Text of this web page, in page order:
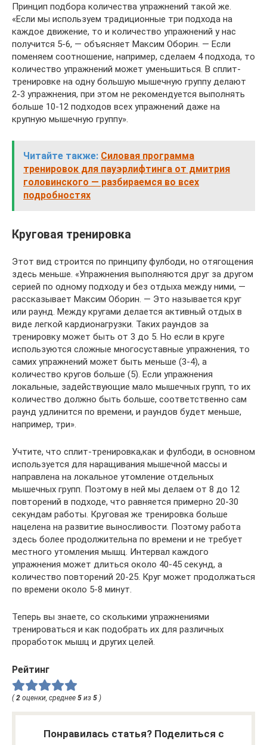
Принцип подбора количества упражнений такой же.
«Если мы используем традиционные три подхода на
каждое движение, то и количество упражнений у нас
получится 5-6, — объясняет Максим Оборин. — Если
поменяем соотношение, например, сделаем 4 подхода, то
количество упражнений может уменьшиться. В сплит-
тренировке на одну большую мышечную группу делают
2-3 упражнения, при этом не рекомендуется выполнять
больше 10-12 подходов всех упражнений даже на
крупную мышечную группу».
Читайте также: Силовая программа
тренировок для пауэрлифтинга от дмитрия
головинского — разбираемся во всех
подробностях
Круговая тренировка
Этот вид строится по принципу фулбоди, но отягощения
здесь меньше. «Упражнения выполняются друг за другом
серией по одному подходу и без отдыха между ними, —
рассказывает Максим Оборин. — Это называется круг
или раунд. Между кругами делается активный отдых в
виде легкой кардионагрузки. Таких раундов за
тренировку может быть от 3 до 5. Но если в круге
используются сложные многосуставные упражнения, то
самих упражнений может быть меньше (3-4), а
количество кругов больше (5). Если упражнения
локальные, задействующие мало мышечных групп, то их
количество должно быть больше, соответственно сам
раунд удлинится по времени, и раундов будет меньше,
например, три».
Учтите, что сплит-тренировка,как и фулбоди, в основном
используется для наращивания мышечной массы и
направлена на локальное утомление отдельных
мышечных групп. Поэтому в ней мы делаем от 8 до 12
повторений в подходе, что равняется примерно 20-30
секундам работы. Круговая же тренировка больше
нацелена на развитие выносливости. Поэтому работа
здесь более продолжительна по времени и не требует
местного утомления мышц. Интервал каждого
упражнения может длиться около 40-45 секунд, а
количество повторений 20-25. Круг может продолжаться
по времени около 5-8 минут.
Теперь вы знаете, со сколькими упражнениями
тренироваться и как подобрать их для различных
проработок мышц и других целей.
Рейтинг
(2 оценки, среднее 5 из 5 )
Понравилась статья? Поделиться с